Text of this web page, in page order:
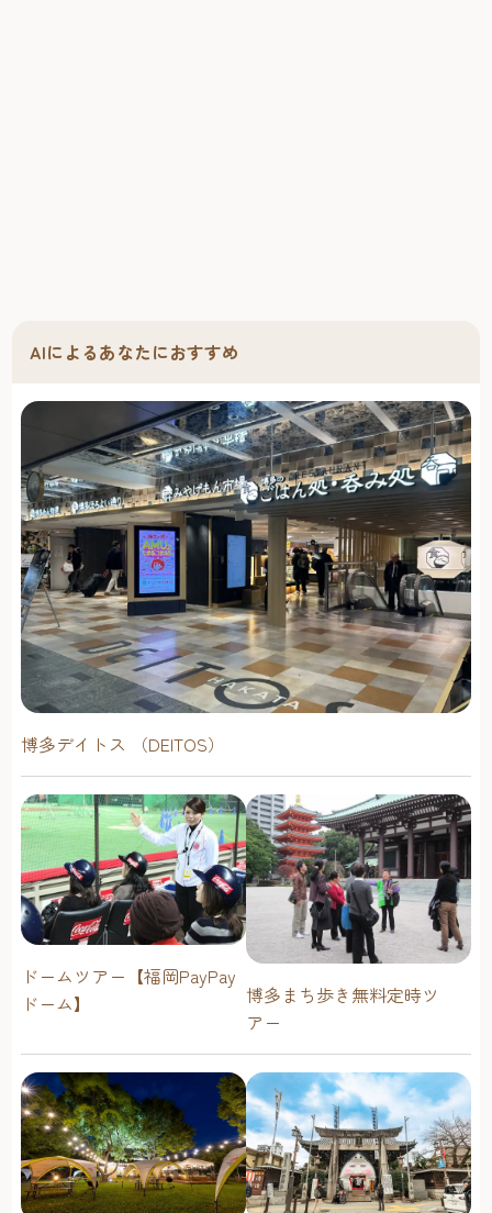
AIによるあなたにおすすめ
博多デイトス （DEITOS）
ドームツアー【福岡PayPay
ドーム】
博多まち歩き無料定時ツ
アー